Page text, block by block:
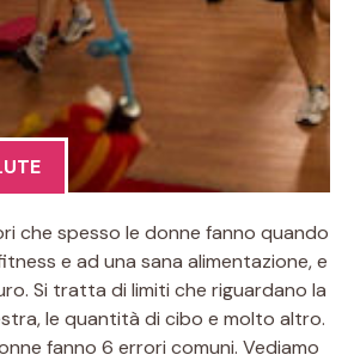
che spesso le donne fanno quando
e ad una sana alimentazione, e
Si tratta di limiti che riguardano la
le quantità di cibo e molto altro.
fanno 6 errori comuni. Vediamo